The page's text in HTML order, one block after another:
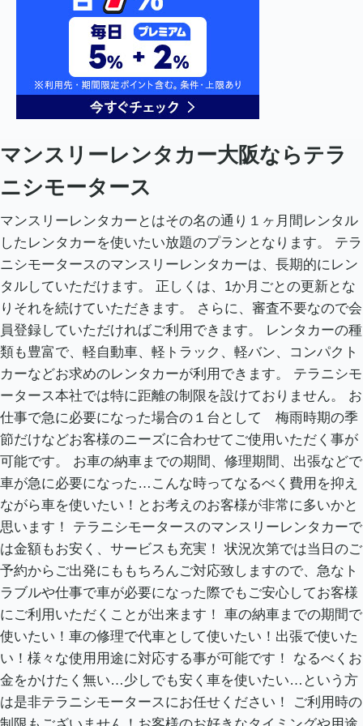
マンスリーレンタカー大阪ならテラ
ニシモータース
マンスリーレンタカーとはその名の通り１ヶ月間レンタル
したレンタカーを使いたい放題のプランとなります。 テラ
ニシモータースのマンスリーレンタカーは、長期的にレン
タルしていただけます。 正しくは、1か月ごとの更新とな
りそれを続けていただきます。 さらに、審査不要なので会
員登録していただければご利用できます。 レンタカーの種
類も豊富で、軽自動車、軽トラック、軽バン、コンパクト
カーなどお求めのレンタカーが利用できます。 テラニシモ
ータース本社では特に距離の制限を設けておりません。 お
仕事で急に必要になった場合の１台として 梅雨時期の季
節だけなどお客様のニーズに合わせてご使用いただく事が
可能です。 お車の納車までの期間、修理期間、出張などで
車が急に必要になった…こんな時ってなるべく費用を抑え
ながら車を使いたい！とお考えのお客様が非常に多いかと
思います！ テラニシモータースのマンスリーレンタカーで
は金額もお安く、サービスも充実！ 状況次第では当日のご
予約からご出発にももちろんご対応致しますので、急なト
ラブルや仕事で車が必要になった際でもご安心してお客様
にご利用いただくことが出来ます！ 車の納車までの期間で
使いたい！車の修理で代車として使いたい！出張で使いた
い！様々な使用用途に対応する事が可能です！ なるべくお
金をかけたく無い…少しでも安く車を使いたい…という方
は是非テラニシモータースにお任せください！ ご利用時の